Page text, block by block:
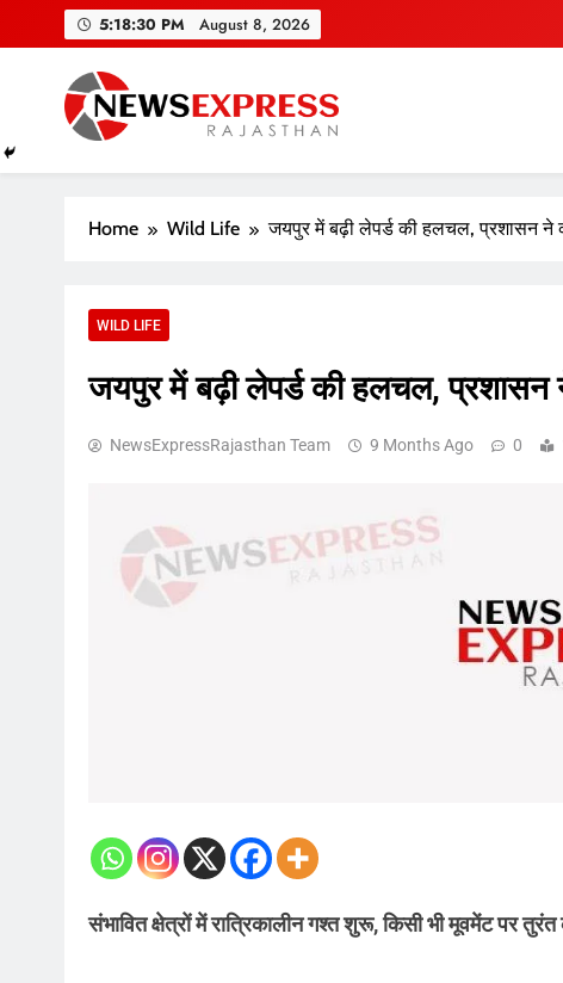
5:18:31 PM August 8, 2026
Home Wild Life जयपुर में बढ़ी लेपर्ड की हलचल, प्रशासन ने
WILD LIFE
जयपुर में बढ़ी लेपर्ड की हलचल,
NewsExpressRajasthan Team 9 Months Ago 0
संभावित क्षेत्रों में रात्रिकालीन गश्त शुरू, किसी भी मूवमेंट पर